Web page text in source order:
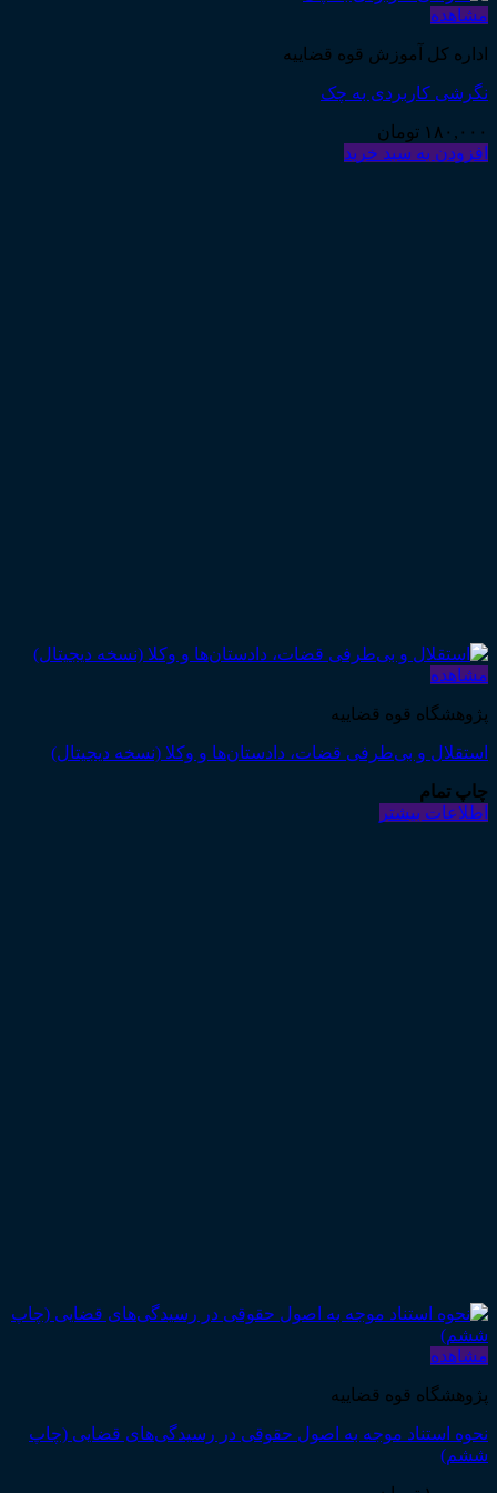
مشاهده
اداره کل آموزش قوه قضاییه
نگرشی کاربردی به چک
۱۸۰,۰۰۰ تومان
افزودن به سبد خرید
مشاهده
پژوهشگاه قوه قضاییه
استقلال و بی‌طرفی قضات، دادستان‌ها و وکلا (نسخه دیجیتال)
چاپ تمام
اطلاعات بیشتر
مشاهده
پژوهشگاه قوه قضاییه
نحوه استناد موجه به اصول حقوقی در رسیدگی‌های قضایی (چاپ
ششم)